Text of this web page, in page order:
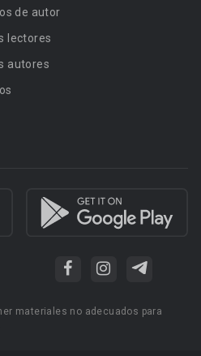
de autor
lectores
autores
materiales no adecuados para